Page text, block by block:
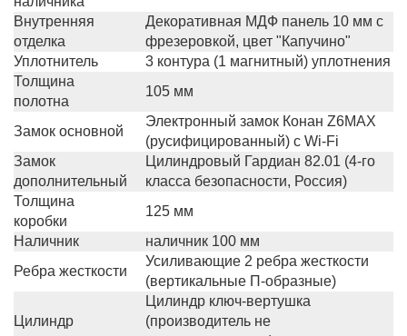
Внутренняя
отделка
Декоративная МДФ панель 10 мм с
фрезеровкой, цвет "Капучино"
Уплотнитель
3 контура (1 магнитный) уплотнения
Толщина
полотна
105 мм
Замок основной
Электронный замок Конан Z6MAX
(русифицированный) с Wi-Fi
Замок
дополнительный
Цилиндровый Гардиан 82.01 (4-го
класса безопасности, Россия)
Толщина
коробки
125 мм
Наличник
наличник 100 мм
Ребра жесткости
Усиливающие 2 ребра жесткости
(вертикальные П-образные)
Цилиндр
Цилиндр ключ-вертушка
(производитель не